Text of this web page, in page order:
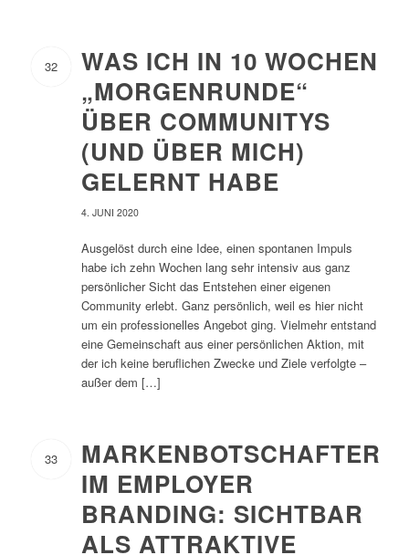
32
WAS ICH IN 10 WOCHEN
„MORGENRUNDE“
ÜBER COMMUNITYS
(UND ÜBER MICH)
GELERNT HABE
4. JUNI 2020
Ausgelöst durch eine Idee, einen spontanen Impuls
habe ich zehn Wochen lang sehr intensiv aus ganz
persönlicher Sicht das Entstehen einer eigenen
Community erlebt. Ganz persönlich, weil es hier nicht
um ein professionelles Angebot ging. Vielmehr entstand
eine Gemeinschaft aus einer persönlichen Aktion, mit
der ich keine beruflichen Zwecke und Ziele verfolgte –
außer dem […]
33
MARKENBOTSCHAFTER
IM EMPLOYER
BRANDING: SICHTBAR
ALS ATTRAKTIVE